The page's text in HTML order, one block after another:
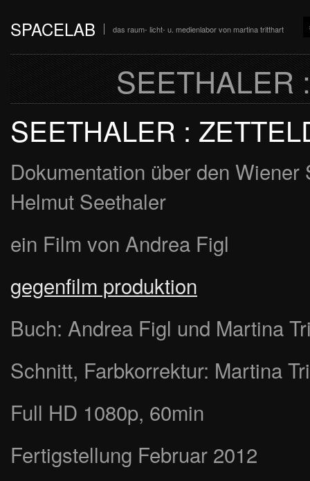
SPACELAB das raum- licht- u. medienlabor von martina tritthart
SEETHALER
SEETHALER :
Dokumentation über den Wiener
Helmut Seethaler
ein Film von Andrea Figl
gegenfilm produktion
Buch: Andrea Figl und Martina
Schnitt, Farbkorrektur: Martina
Full HD 1080p, 60min
Fertigstellung Februar 2012